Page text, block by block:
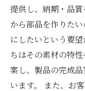
提供し、納期・品
から部品を作りた
にしたいという要
ちはその素材の特
案し、製品の完成
います。 また、お